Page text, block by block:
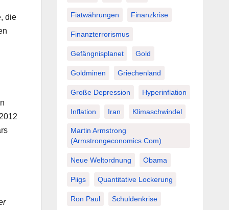
die
Fiatwährungen Finanzkrise
Finanzterrorismus
Gefängnisplanet Gold
Goldminen Griechenland
Große Depression Hyperinflation
Inflation Iran Klimaschwindel
Martin Armstrong
(Armstrongeconomics.com)
Neue Weltordnung Obama
Piigs Quantitative Lockerung
Ron Paul Schuldenkrise